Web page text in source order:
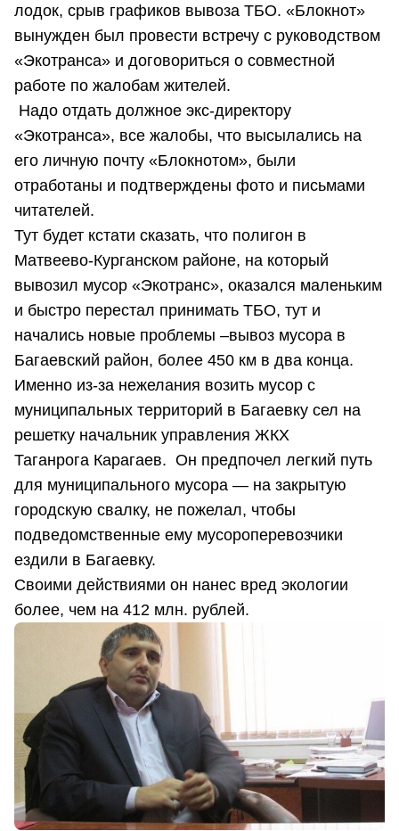
лодок, срыв графиков вывоза ТБО. «Блокнот»
вынужден был провести встречу с руководством
«Экотранса» и договориться о совместной
работе по жалобам жителей.
Надо отдать должное экс-директору
«Экотранса», все жалобы, что высылались на
его личную почту «Блокнотом», были
отработаны и подтверждены фото и письмами
читателей.
Тут будет кстати сказать, что полигон в
Матвеево-Курганском районе, на который
вывозил мусор «Экотранс», оказался маленьким
и быстро перестал принимать ТБО, тут и
начались новые проблемы –вывоз мусора в
Багаевский район, более 450 км в два конца.
Именно из-за нежелания возить мусор с
муниципальных территорий в Багаевку сел на
решетку начальник управления ЖКХ
Таганрога Карагаев. Он предпочел легкий путь
для муниципального мусора — на закрытую
городскую свалку, не пожелал, чтобы
подведомственные ему мусороперевозчики
ездили в Багаевку.
Своими действиями он нанес вред экологии
более, чем на 412 млн. рублей.